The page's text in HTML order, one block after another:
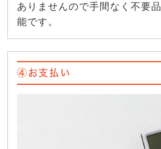
ありませんので手間なく不要
能です。
④お支払い